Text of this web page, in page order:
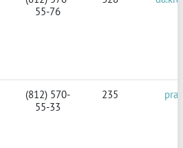
55-76
(812) 570-
55-33
235